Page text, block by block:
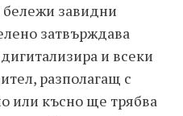
завидни
затвърждава
и всеки
разполагащ с
или късно ще трябва